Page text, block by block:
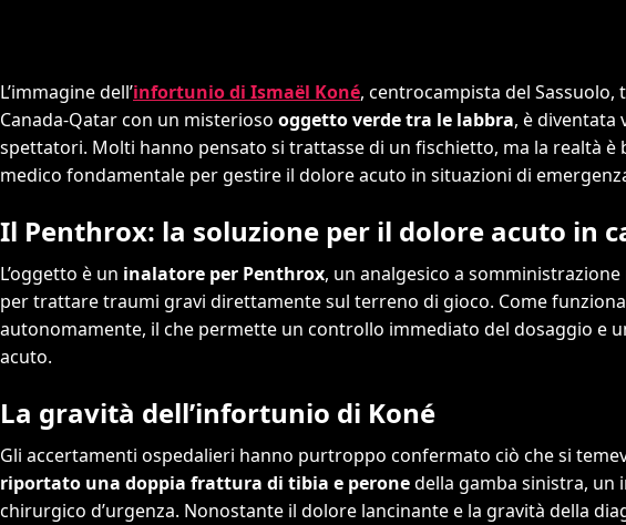
L’immagine dell’infortunio di Ismaël Koné, centrocampista del
Canada-Qatar con un misterioso oggetto verde tra le labbra, è diventata
spettatori. Molti hanno pensato si trattasse di un fischietto, ma la realtà è
medico fondamentale per gestire il dolore acuto in situazioni di
Il Penthrox: la soluzione per il dolore acuto in
L’oggetto è un inalatore per Penthrox, un analgesico a
per trattare traumi gravi direttamente sul terreno di gioco. Come
autonomamente, il che permette un controllo immediato del dosaggio e
acuto.
La gravità dell’infortunio di Koné
Gli accertamenti ospedalieri hanno purtroppo confermato ciò che si
riportato una doppia frattura di tibia e peronedella gamba sinistra,
chirurgico d’urgenza. Nonostante il dolore lancinante e la gravità della